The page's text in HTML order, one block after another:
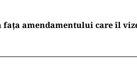
fața amendamentului care îl